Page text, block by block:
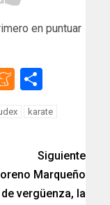
en puntuar
karate
Siguiente
Marqueño
vergüenza, la